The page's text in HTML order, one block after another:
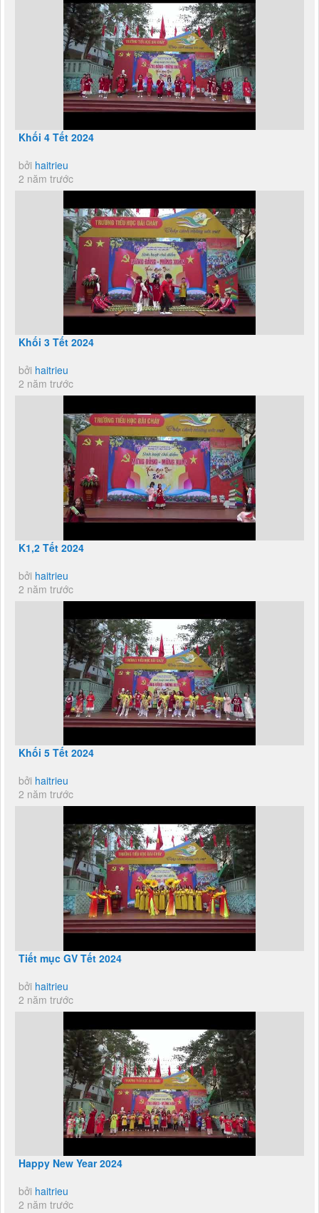
Khối 4 Tết 2024
bởi haitrieu
2 năm trước
Khối 3 Tết 2024
bởi haitrieu
2 năm trước
K1,2 Tết 2024
bởi haitrieu
2 năm trước
Khối 5 Tết 2024
bởi haitrieu
2 năm trước
Tiết mục GV Tết 2024
bởi haitrieu
2 năm trước
Happy New Year 2024
bởi haitrieu
2 năm trước